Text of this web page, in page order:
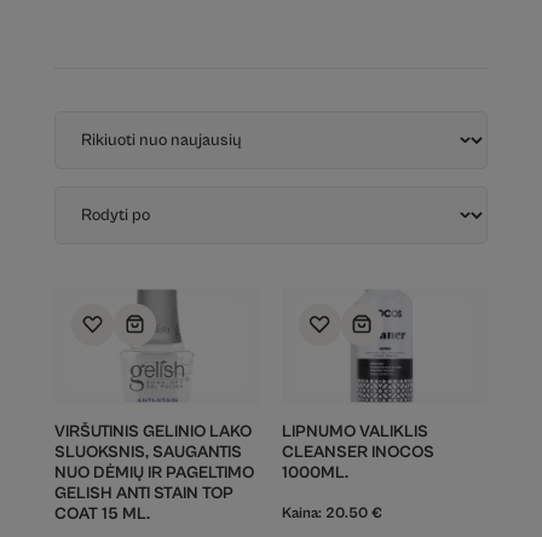
VIRŠUTINIS GELINIO LAKO
SLUOKSNIS, SAUGANTIS
NUO DĖMIŲ IR PAGELTIMO
GELISH ANTI STAIN TOP
COAT 15 ML.
LIPNUMO VALIKLIS
CLEANSER INOCOS
1000ML.
Kaina: 20.50 €